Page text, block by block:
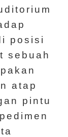
posisi
sebuah
atap
pintu